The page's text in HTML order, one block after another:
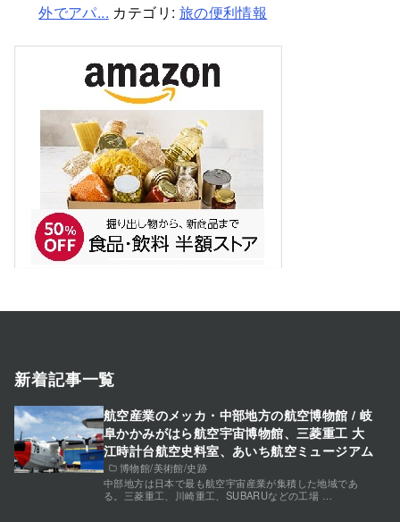
外でアパ... カテゴリ: 旅の便利情報
新着記事一覧
博物館/美術館/史跡
航空産業のメッカ・中部地方の航空博物館 / 岐
阜かかみがはら航空宇宙博物館、三菱重工 大
江時計台航空史料室、あいち航空ミュージアム
中部地方は日本で最も航空宇宙産業が集積した地域であ
る。三菱重工、川崎重工、SUBARUなどの工場 …